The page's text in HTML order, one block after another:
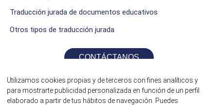
Traducción jurada de documentos educativos
Otros tipos de traducción jurada
CONTÁCTANOS
Utilizamos cookies propias y de terceros con fines analíticos y
para mostrarte publicidad personalizada en función de un perfil
elaborado a partir de tus hábitos de navegación. Puedes